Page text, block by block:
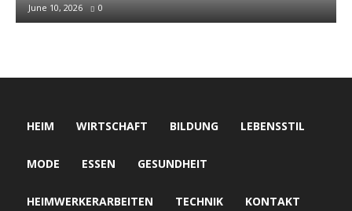
June 10, 2026 0
HEIM WIRTSCHAFT BILDUNG LEBENSSTIL
MODE ESSEN GESUNDHEIT
HEIMWERKERARBEITEN TECHNIK KONTAKT